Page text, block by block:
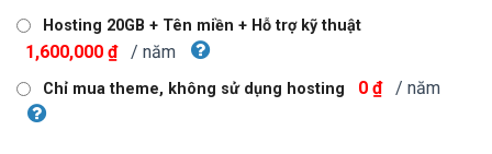
Hosting 20GB + Tên miền + Hỗ trợ kỹ thuật
1,600,000 ₫ / năm
Chỉ mua theme, không sử dụng hosting 0 ₫ / năm